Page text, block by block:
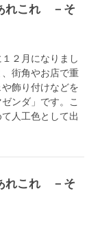
２月になりまし
街角やお店で重
飾り付けなどを
ンダ」です。こ
人工色として出